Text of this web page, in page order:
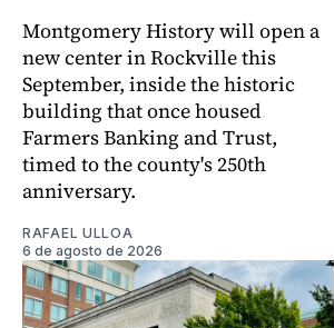
Montgomery History will open a
new center in Rockville this
September, inside the historic
building that once housed
Farmers Banking and Trust,
timed to the county's 250th
anniversary.
RAFAEL ULLOA
6 de agosto de 2026